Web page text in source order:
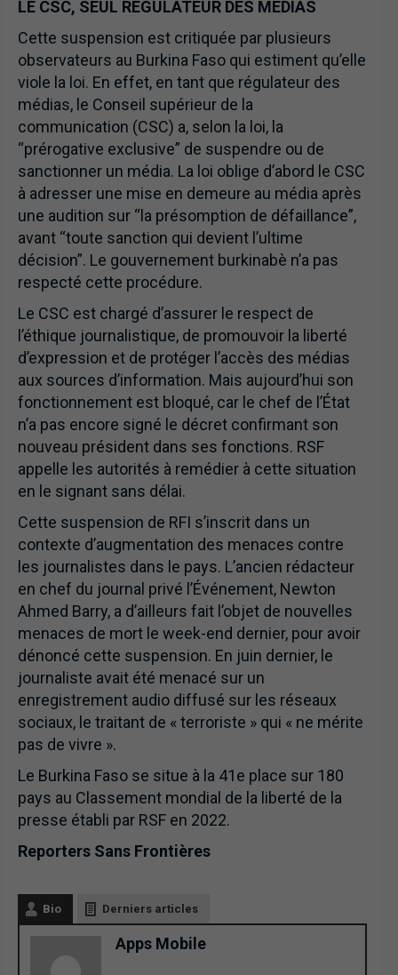
LE CSC, SEUL RÉGULATEUR DES MÉDIAS
Cette suspension est critiquée par plusieurs
observateurs au Burkina Faso qui estiment qu’elle
viole la loi. En effet, en tant que régulateur des
médias, le Conseil supérieur de la
communication (CSC) a, selon la loi, la
“prérogative exclusive” de suspendre ou de
sanctionner un média. La loi oblige d’abord le CSC
à adresser une mise en demeure au média après
une audition sur “la présomption de défaillance”,
avant “toute sanction qui devient l’ultime
décision”. Le gouvernement burkinabè n’a pas
respecté cette procédure.
Le CSC est chargé d’assurer le respect de
l’éthique journalistique, de promouvoir la liberté
d’expression et de protéger l’accès des médias
aux sources d’information. Mais aujourd’hui son
fonctionnement est bloqué, car le chef de l’État
n’a pas encore signé le décret confirmant son
nouveau président dans ses fonctions. RSF
appelle les autorités à remédier à cette situation
en le signant sans délai.
Cette suspension de RFI s’inscrit dans un
contexte d’augmentation des menaces contre
les journalistes dans le pays. L’ancien rédacteur
en chef du journal privé l’Événement, Newton
Ahmed Barry, a d’ailleurs fait l’objet de nouvelles
menaces de mort le week-end dernier, pour avoir
dénoncé cette suspension. En juin dernier, le
journaliste avait été menacé sur un
enregistrement audio diffusé sur les réseaux
sociaux, le traitant de « terroriste » qui « ne mérite
pas de vivre ».
Le Burkina Faso se situe à la 41e place sur 180
pays au Classement mondial de la liberté de la
presse établi par RSF en 2022.
Reporters Sans Frontières
Bio Derniers articles
Apps Mobile